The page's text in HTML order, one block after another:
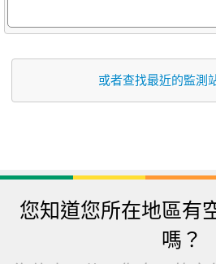
或者查找最近的監測
您知道您所在地區有
嗎？